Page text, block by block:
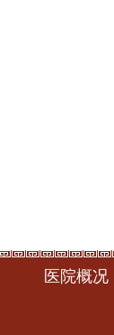
医院概况